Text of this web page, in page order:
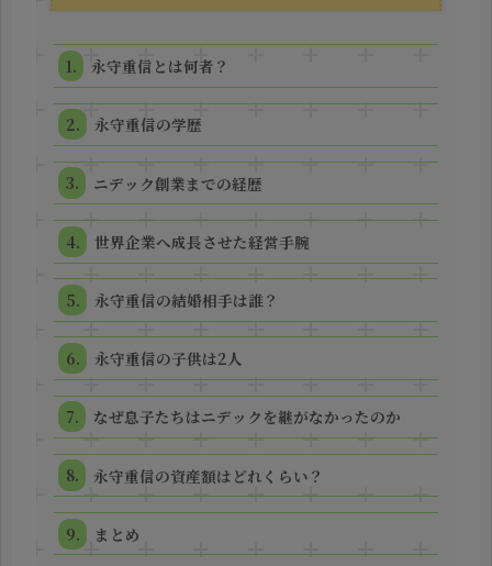
永守重信とは何者？
永守重信の学歴
ニデック創業までの経歴
世界企業へ成長させた経営手腕
永守重信の結婚相手は誰？
永守重信の子供は2人
なぜ息子たちはニデックを継がなかったのか
永守重信の資産額はどれくらい？
まとめ